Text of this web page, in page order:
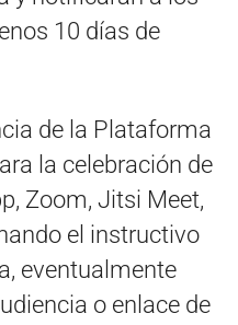
10 días de
de la Plataforma
la celebración de
Zoom, Jitsi Meet,
el instructivo
eventualmente
o enlace de